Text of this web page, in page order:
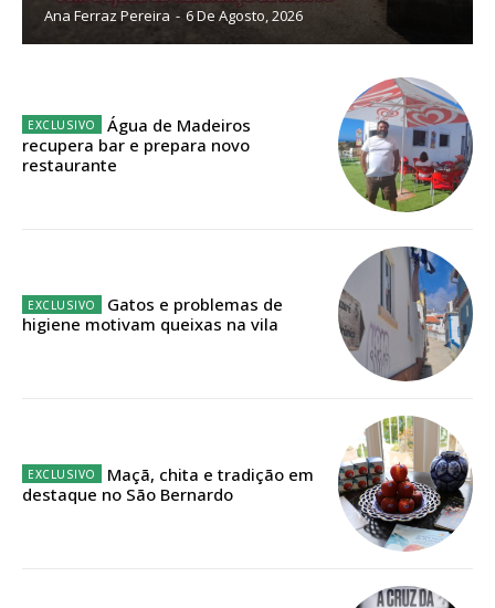
32
Edição em papel entregue à Quinta-feira em sua
casa
Escolha o plano
Ana Ferraz Pereira - 6 De Agosto, 2026
Água de Madeiros
recupera bar e prepara novo
restaurante
Gatos e problemas de
higiene motivam queixas na vila
Maçã, chita e tradição em
destaque no São Bernardo